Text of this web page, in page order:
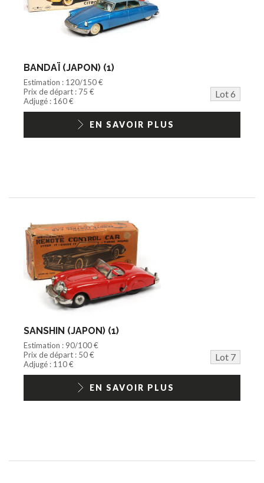
BANDAÏ (JAPON) (1)
Estimation : 120/150 €
Prix de départ : 75 €
Lot 6
Adjugé : 160 €
EN SAVOIR PLUS
SANSHIN (JAPON) (1)
Estimation : 90/100 €
Prix de départ : 50 €
Lot 7
Adjugé : 110 €
EN SAVOIR PLUS